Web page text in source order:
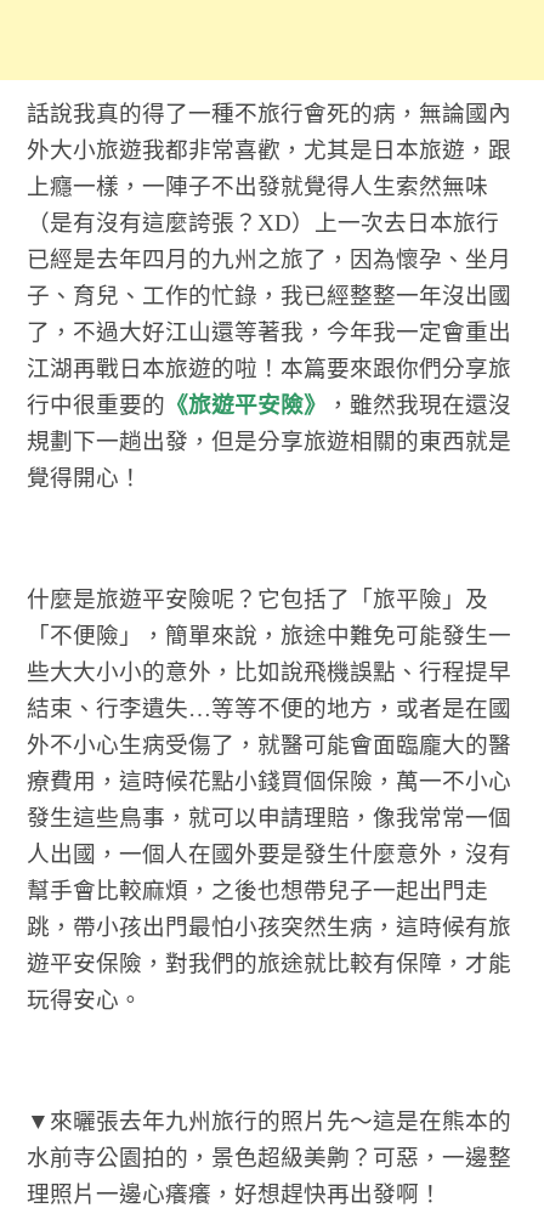
話說我真的得了一種不旅行會死的病，無論國內
外大小旅遊我都非常喜歡，尤其是日本旅遊，跟
上癮一樣，一陣子不出發就覺得人生索然無味
（是有沒有這麼誇張？XD）上一次去日本旅行
已經是去年四月的九州之旅了，因為懷孕、坐月
子、育兒、工作的忙錄，我已經整整一年沒出國
了，不過大好江山還等著我，今年我一定會重出
江湖再戰日本旅遊的啦！本篇要來跟你們分享旅
行中很重要的 《旅遊平安險》
，雖然我現在還沒
規劃下一趟出發，但是分享旅遊相關的東西就是
覺得開心！
什麼是旅遊平安險呢？它包括了「旅平險」及
「不便險」，簡單來說，旅途中難免可能發生一
些大大小小的意外，比如說飛機誤點、行程提早
結束、行李遺失…等等不便的地方，或者是在國
外不小心生病受傷了，就醫可能會面臨龐大的醫
療費用，這時候花點小錢買個保險，萬一不小心
發生這些鳥事，就可以申請理賠，像我常常一個
人出國，一個人在國外要是發生什麼意外，沒有
幫手會比較麻煩，之後也想帶兒子一起出門走
跳，帶小孩出門最怕小孩突然生病，這時候有旅
遊平安保險，對我們的旅途就比較有保障，才能
玩得安心。
▼來曬張去年九州旅行的照片先～這是在熊本的
水前寺公園拍的，景色超級美齁？可惡，一邊整
理照片一邊心癢癢，好想趕快再出發啊！